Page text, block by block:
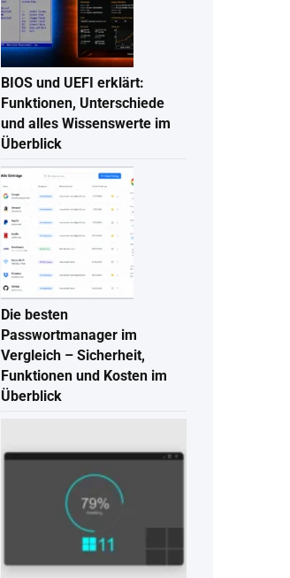
BIOS und UEFI erklärt:
Funktionen, Unterschiede
und alles Wissenswerte im
Überblick
Die besten
Passwortmanager im
Vergleich – Sicherheit,
Funktionen und Kosten im
Überblick